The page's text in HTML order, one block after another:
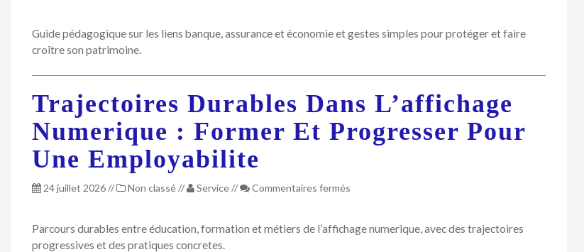
et
simples
pour
protéger
et
Guide pédagogique sur les liens banque, assurance et économie et gestes simples pour protéger et faire
croître son patrimoine.
Trajectoires Durables Dans L’affichage
Numerique : Former Et Progresser Pour
Une Employabilite
24 juillet 2026// Non classé// Service// Commentaires fermés
dans
Parcours durables entre éducation, formation et métiers de l’affichage numerique, avec des trajectoires
progressives et des pratiques concretes.